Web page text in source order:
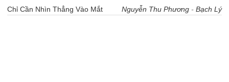
Chỉ Cần Nhìn Thẳng Vào Mắt Nguyễn Thu Phương - Bạch Lý